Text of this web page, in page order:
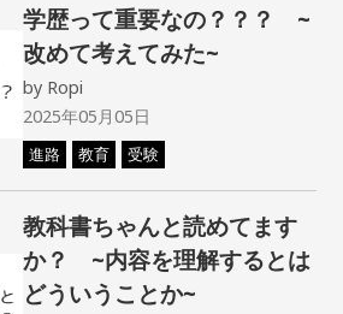
学歴って重要なの？？？ ~
改めて考えてみた~
by Ropi
2025年05月05日
進路 教育 受験
教科書ちゃんと読めてます
か？ ~内容を理解するとは
どういうことか~